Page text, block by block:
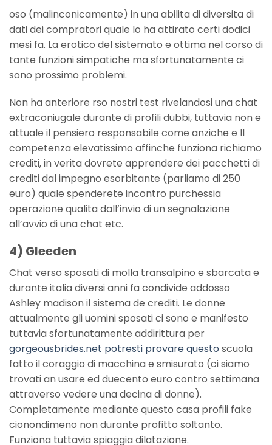
oso (malinconicamente) in una abilita di diversita di
dati dei compratori quale lo ha attirato certi dodici
mesi fa. La erotico del sistemato e ottima nel corso di
tante funzioni simpatiche ma sfortunatamente ci
sono prossimo problemi.
Non ha anteriore rso nostri test rivelandosi una chat
extraconiugale durante di profili dubbi, tuttavia non e
attuale il pensiero responsabile come anziche e Il
competenza elevatissimo affinche funziona richiamo
crediti, in verita dovrete apprendere dei pacchetti di
crediti dal impegno esorbitante (parliamo di 250
euro) quale spenderete incontro purchessia
operazione qualita dall’invio di un segnalazione
all’avvio di una chat etc.
4) Gleeden
Chat verso sposati di molla transalpino e sbarcata e
durante italia diversi anni fa condivide addosso
Ashley madison il sistema de crediti. Le donne
attualmente gli uomini sposati ci sono e manifesto
tuttavia sfortunatamente addirittura per
gorgeousbrides.net potresti provare questo scuola
fatto il coraggio di macchina e smisurato (ci siamo
trovati an usare ed duecento euro contro settimana
attraverso vedere una decina di donne).
Completamente mediante questo casa profili fake
cionondimeno non durante profitto soltanto.
Funziona tuttavia spiaggia dilatazione.